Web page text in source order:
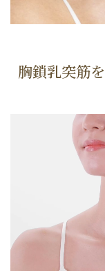
胸鎖乳突筋を